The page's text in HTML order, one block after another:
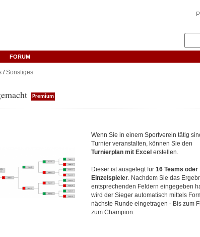
FORUM
/Sonstiges
Premium
Wenn Sie in einem Sportverein tätig
Turnier veranstalten, können Sie den
Turnierplan mit Excel erstellen.
Dieser ist ausgelegt für 16 Teams oder
Einzelspieler. Nachdem Sie das
entsprechenden Feldern eingegeben
wird der Sieger automatisch mittels
nächste Runde eingetragen - Bis zum
zum Champion.